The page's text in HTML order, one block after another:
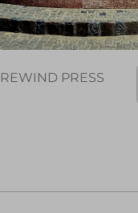
REWIND PRESS